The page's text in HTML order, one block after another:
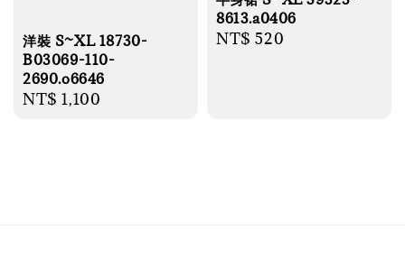
洋裝 S~XL 18730-
B03069-110-
2690.o6646
Regular
NT$ 1,100
8613.a0406
Regular
NT$ 520